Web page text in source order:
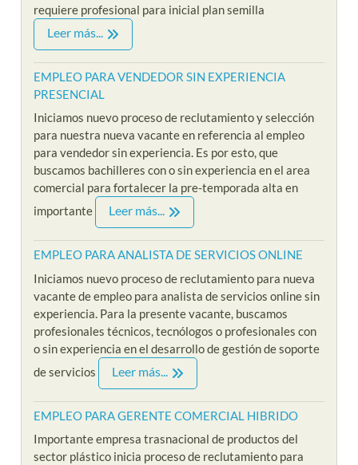
requiere profesional para inicial plan semilla
Leer más...
EMPLEO PARA VENDEDOR SIN EXPERIENCIA
PRESENCIAL
Iniciamos nuevo proceso de reclutamiento y selección
para nuestra nueva vacante en referencia al empleo
para vendedor sin experiencia. Es por esto, que
buscamos bachilleres con o sin experiencia en el area
comercial para fortalecer la pre-temporada alta en
importante
Leer más...
EMPLEO PARA ANALISTA DE SERVICIOS ONLINE
Iniciamos nuevo proceso de reclutamiento para nueva
vacante de empleo para analista de servicios online sin
experiencia. Para la presente vacante, buscamos
profesionales técnicos, tecnólogos o profesionales con
o sin experiencia en el desarrollo de gestión de soporte
de servicios
Leer más...
EMPLEO PARA GERENTE COMERCIAL HIBRIDO
Importante empresa trasnacional de productos del
sector plástico inicia proceso de reclutamiento para